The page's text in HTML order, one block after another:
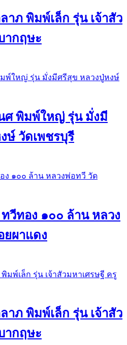
ภ พิมพ์เล็ก รุ่น เจ้าสัว
ากฤษะ
ศ พิมพ์ใหญ่ รุ่น มั่งมี
ษ์ วัดเพชรบุรี
ทวีทอง ๑๐๐ ล้าน หลวง
ยผาแดง
ภ พิมพ์เล็ก รุ่น เจ้าสัว
ากฤษะ